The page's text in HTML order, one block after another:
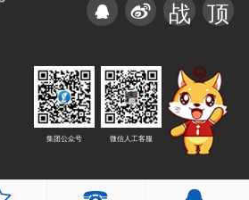
战 顶
集团公众号 微信人工客服